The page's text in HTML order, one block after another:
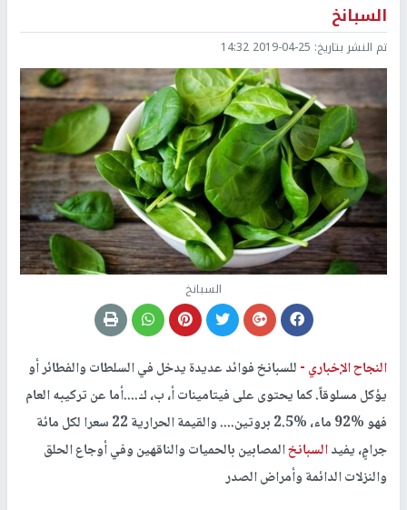
السبانخ
تم النشر بتاريخ: 2019-04-25 14:32
السبانخ
النجاح الإخباري -للسبانخ فوائد عديدة يدخل في السلطات والفطائر أو
يؤكل مسلوقاً. كما يحتوى على فيتامينات أ، ب، ك....أما عن تركيبه العام
فهو %92 ماء، %2.5 بروتين.... والقيمة الحرارية 22 سعرا لكل مائة
جرامٍٍ، يفيدالسبانخالمصابين بالحميات والناقهين وفي أوجاع الحلق
والنزلات الدائمة وأمراض الصدر